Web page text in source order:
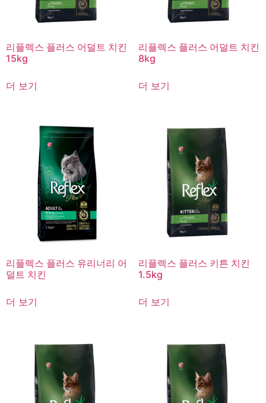
리플렉스 플러스 어덜트 치킨
15kg
더 보기
리플렉스 플러스 어덜트 치킨
8kg
더 보기
리플렉스 플러스 유리너리 어
덜트 치킨
더 보기
리플렉스 플러스 키튼 치킨
1.5kg
더 보기